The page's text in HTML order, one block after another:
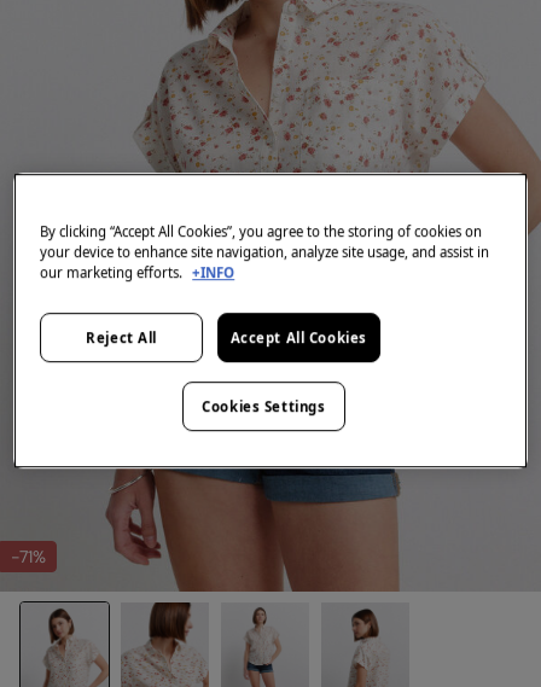
-71%
By clicking “Accept All Cookies”, you agree to the storing of cookies on
your device to enhance site navigation, analyze site usage, and assist in
our marketing efforts. +INFO
Reject All Accept All Cookies
Cookies Settings